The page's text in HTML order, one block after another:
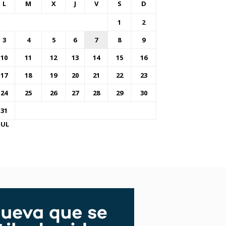
L M X J V S D
1
2
3
4 5 6 7 8
9
10
11 12 13 14 15
16
17
18 19 20 21 22
23
24
25 26 27 28 29
30
31